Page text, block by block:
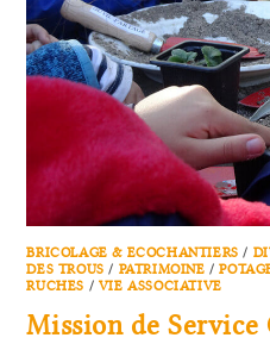
BRICOLAGE & ECOCHANTIERS /
DES TROUS / PATRIMOINE /
RUCHES / VIE ASSOCIATIVE
Mission de Service